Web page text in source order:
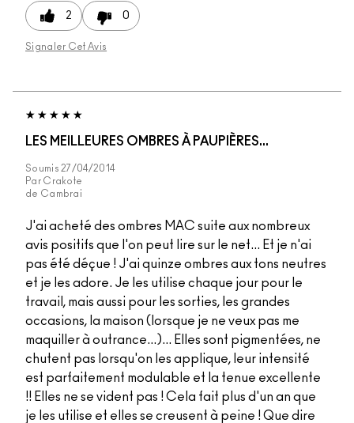
2 0
Signaler Cet Avis
LES MEILLEURES OMBRES À PAUPIÈRES...
Soumis 27/04/2014
Par Crakote
de Cambrai
J'ai acheté des ombres MAC suite aux nombreux
avis positifs que l'on peut lire sur le net... Et je n'ai
pas été déçue ! J'ai quinze ombres aux tons neutres
et je les adore. Je les utilise chaque jour pour le
travail, mais aussi pour les sorties, les grandes
occasions, la maison (lorsque je ne veux pas me
maquiller à outrance...)... Elles sont pigmentées, ne
chutent pas lorsqu'on les applique, leur intensité
est parfaitement modulable et la tenue excellente
!! Elles ne se vident pas ! Cela fait plus d'un an que
je les utilise et elles se creusent à peine ! Que dire